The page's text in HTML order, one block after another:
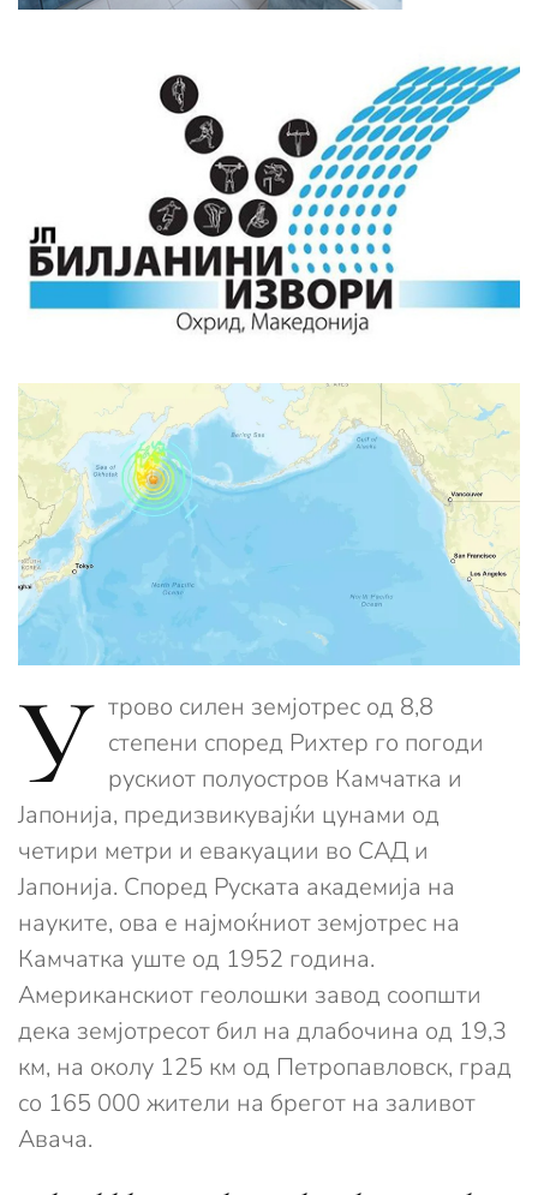
У трово силен земјотрес од 8,8
степени според Рихтер го погоди
рускиот полуостров Камчатка и
Јапонија, предизвикувајќи цунами од
четири метри и евакуации во САД и
Јапонија. Според Руската академија на
науките, ова е најмоќниот земјотрес на
Камчатка уште од 1952 година.
Американскиот геолошки завод соопшти
дека земјотресот бил на длабочина од 19,3
км, на околу 125 км од Петропавловск, град
со 165 000 жители на брегот на заливот
Авача.